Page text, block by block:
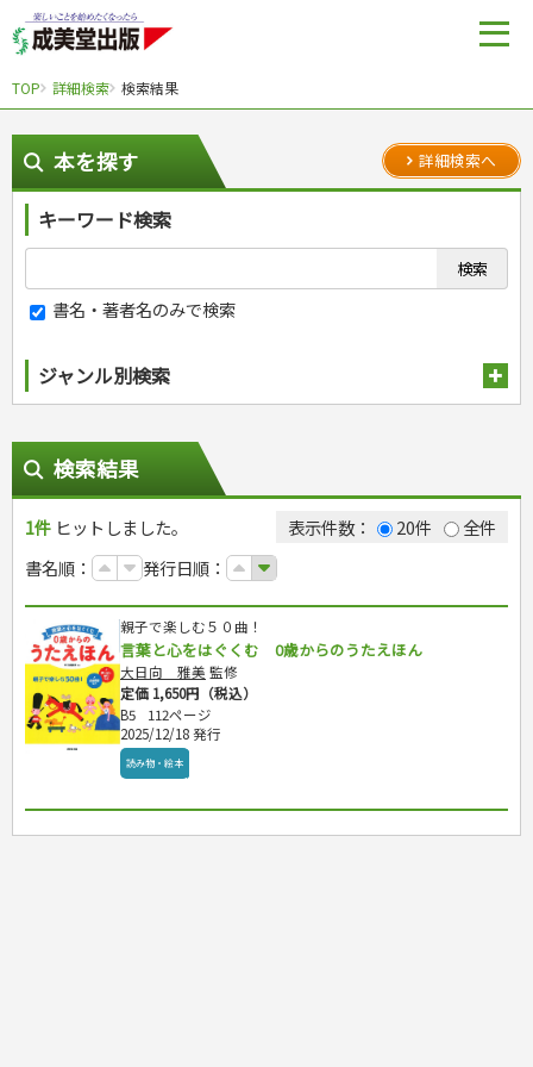
TOP 詳細検索 検索結果
本を探す 詳細検索へ
キーワード検索
書名・著者名のみで検索
ジャンル別検索
スポーツ
スポーツルール
ゴルフ
トレーニング
ジュニアスポーツ
その他スポーツ
自然・アウトドア・ペット
犬・猫
ペット・飼育
園芸・野菜づくり
雑学
ナンプレ
囲碁・将棋・麻雀
ゲーム・マジック
家相・風水・占い
カルチャー・芸術・趣味
鉄道・車・自転車
音楽・楽器
趣味・鑑賞・カメラ
絵画・デッサン
俳句・詩・ことば
辞典・語学
辞典
語学・旅行会話
運転免許
原付・二輪
普通免許
その他免許
生活・暮らし
料理
料理・レシピ
おもてなし・ごちそう料理
各国料理
お弁当
健康メニュー・ダイエット
調理器具クッキング
お菓子・ケーキ・パン
飲み物・お酒
手芸・クラフト
編み物
ソーイング
クラフト
住まい・インテリア・暮らし
インテリア・ハウジング
収納・掃除・暮らし
美容・ファッション
ダイエット・エクササイズ
メイク・ネイル・ヘア
着物・着つけ
冠婚葬祭・手紙・ペン字
冠婚葬祭・スピーチ・マナー
手紙・ペン字
妊娠・出産・育児
妊娠・出産・育児
離乳食・幼児食・こどもレシピ
健康と保育
家庭医学・健康
ツボ・マッサージ
健康知識
栄養事典
生活習慣病
看護・介護
介護一般
パネルシアター
指導マニュアル
児童一般
おりがみ・あやとり
なぞなぞ・ゲーム
占い・心理ゲーム
のりもの・ずかん
読み物・絵本
音と光のでる絵本
学参・ドリル
夏休みドリル
総復習ドリル
学習・地図
自由研究・読書感想文
えんぴつちょう
就職活動
就職活動
就職試験
公務員試験
資格試験
検定試験・資格試験
英語検定・TOEIC
漢字検定・数学検定
簿記検定
看護・薬学
ビジネス
経営・経済・法律
マネー・株・資産
ビジネス・法律
簿記・経理・税金・保険
その他ビジネス
自己啓発
自己啓発
ビジネス読み物
旅行・歴史
国内・海外旅行
国外旅行
地理・歴史
文庫
成美文庫
その他文庫
ダイアリー
検索結果
1件 ヒットしました。 表示件数： 20件
全件
書名順：
発行日順：
親子で楽しむ５０曲！
言葉と心をはぐくむ 0歳からのうたえほん
大日向 雅美 監修
定価 1,650円（税込）
B5
112ページ
2025/12/18 発行
読み物・絵本